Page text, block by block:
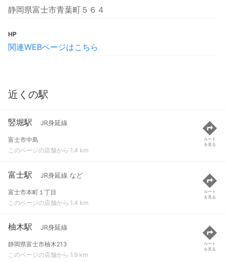
静岡県富士市青葉町５６４
HP
関連WEBページはこちら
近くの駅
竪堀駅 JR身延線
富士市中島
このページの店舗から 1.4 km
ルート
を見る
富士駅 JR身延線 など
富士市本町１丁目
このページの店舗から 1.4 km
ルート
を見る
柚木駅 JR身延線
静岡県富士市柚木213
このページの店舗から 1.9 km
ルート
を見る